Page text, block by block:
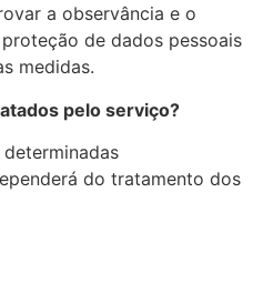
a observância e o
de dados pessoais
medidas.
pelo serviço?
do tratamento dos